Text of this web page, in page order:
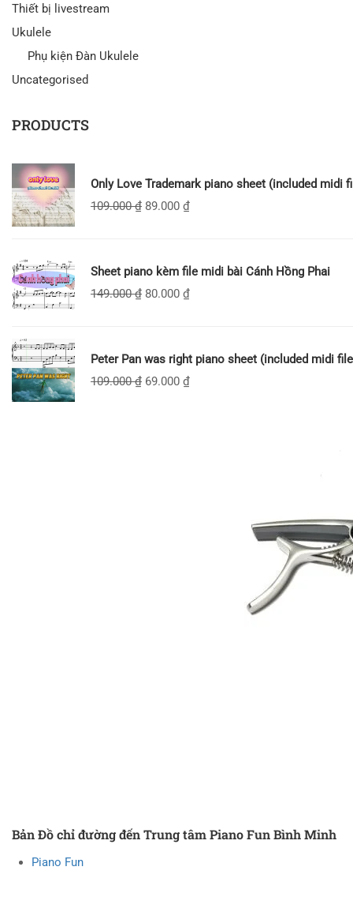
Thiết bị livestream
Ukulele
Phụ kiện Đàn Ukulele
Uncategorised
PRODUCTS
Only Love Trademark piano sheet (included midi
109.000₫ 89.000 ₫
Sheet piano kèm file midi bài Cánh Hồng Phai
149.000₫ 80.000 ₫
Peter Pan was right piano sheet (included midi
109.000₫ 69.000 ₫
Bản Đồ chỉ đường đến Trung tâm Piano Fun Bình Minh
Piano Fun